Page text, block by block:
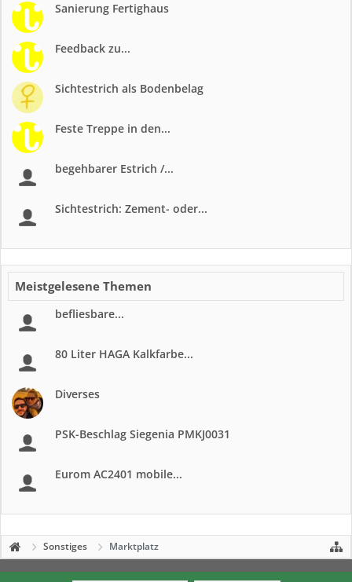
Sanierung Fertighaus
Feedback zu...
Sichtestrich als Bodenbelag
Feste Treppe in den...
begehbarer Estrich /...
Sichtestrich: Zement- oder...
Meistgelesene Themen
befliesbare...
80 Liter HAGA Kalkfarbe...
Diverses
PSK-Beschlag Siegenia PMKJ0031
Eurom AC2401 mobile...
Sonstiges Marktplatz